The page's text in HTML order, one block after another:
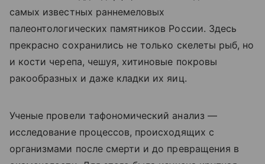
самых известных раннемеловых
палеонтологических памятников России. Здесь
прекрасно сохранились не только скелеты рыб, но
и кости черепа, чешуя, хитиновые покровы
ракообразных и даже кладки их яиц.
Ученые провели тафономический анализ —
исследование процессов, происходящих с
организмами после смерти и до превращения в